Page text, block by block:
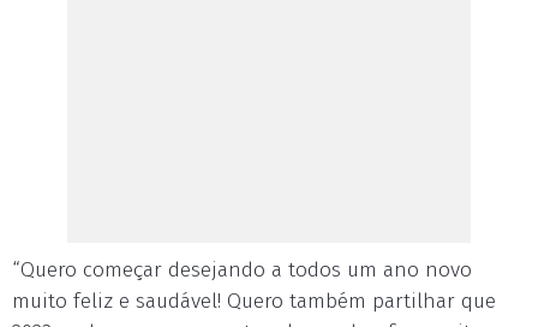
“Quero começar desejando a todos um ano novo
muito feliz e saudável! Quero também partilhar que